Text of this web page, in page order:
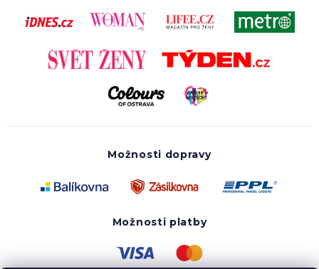
Možnosti dopravy
Možnosti platby